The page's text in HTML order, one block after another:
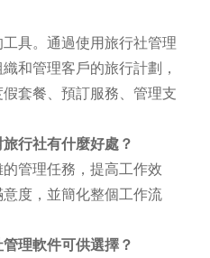
具。通過使用旅行社管理
和管理客戶的旅行計劃，
套餐、預訂服務、管理支
行社有什麼好處？
管理任務，提高工作效
度，並簡化整個工作流
理軟件可供選擇？